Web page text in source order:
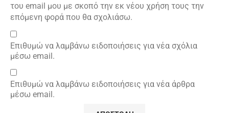
του email μου με σκοπό την εκ νέου χρήση τους την
επόμενη φορά που θα σχολιάσω.
Επιθυμώ να λαμβάνω ειδοποιήσεις για νέα σχόλια
μέσω email.
Επιθυμώ να λαμβάνω ειδοποιήσεις για νέα άρθρα
μέσω email.